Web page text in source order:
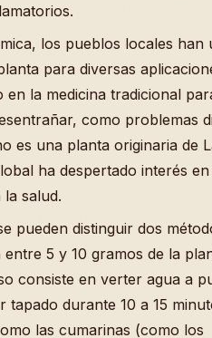
los pueblos locales han
para diversas
en la medicina tradicional
como problemas
es una planta originaria de
ha despertado interés
salud.
pueden distinguir dos
5 y 10 gramos de la
consiste en verter agua a
durante 10 a 15
las cumarinas (como los